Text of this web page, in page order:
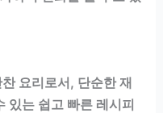
요리로서, 단순한 재
있는 쉽고 빠른 레시피